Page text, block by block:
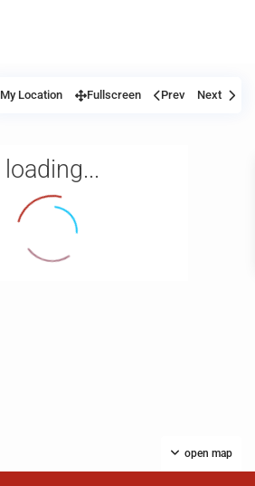
loading...
open map
My Location Fullscreen Prev Next